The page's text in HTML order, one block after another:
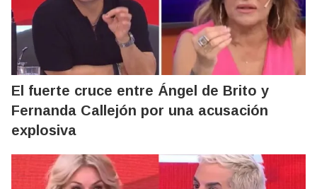
El fuerte cruce entre Ángel de Brito y
Fernanda Callejón por una acusación
explosiva